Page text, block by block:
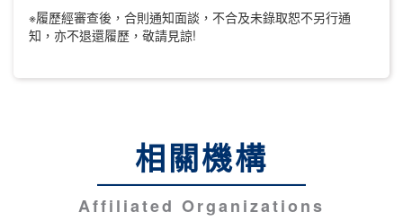
※履歷經審查後，合則通知面談，不合及未錄取恕不另行通
知，亦不退還履歷，敬請見諒!
相關機構
Affiliated Organizations